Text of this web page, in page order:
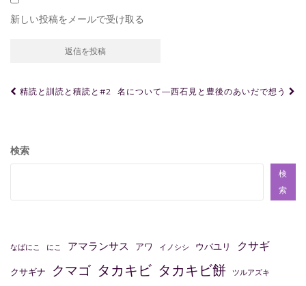
新しい投稿をメールで受け取る
投
ビ
ン
精読と訓読と積読と#2 名について—西石見と豊後のあいだで想う
検索
検
索
なばにこ にこ アマランサス アワ イノシシ ウバユリ クサギ
クサギナ クマゴ タカキビ タカキビ餅 ツルアズキ